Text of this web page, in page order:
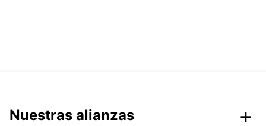
Nuestras alianzas